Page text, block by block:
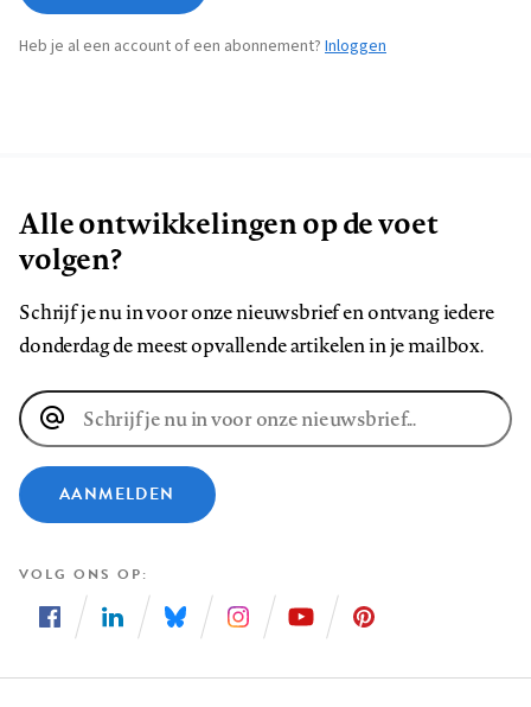
Heb je al een account of een abonnement? Inloggen
Alle ontwikkelingen op de voet
volgen?
Schrijf je nu in voor onze nieuwsbrief en ontvang iedere
donderdag de meest opvallende artikelen in je mailbox.
E-
mailadres
AANMELDEN
VOLG ONS OP
ons
ons
ons
ons
ons
ons